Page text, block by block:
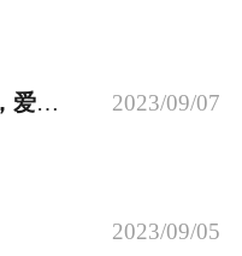
“防水+装饰”一体化新风潮，爱丽佳“超耐候” 2023/09/07
2023/09/05